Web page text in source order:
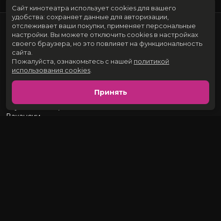
Скоро в кино
Служба поддержки
Вакансии
Сайт кинотеатра использует cookies для вашего
удобства: сохраняет данные для авторизации,
отслеживает ваши покупки, применяет персональные
настройки. Вы можете отключить cookies в настройках
своего браузера, но это повлияет на функциональность
сайта.
Пожалуйста, ознакомьтесь с нашей политикой
использования cookies
Принять